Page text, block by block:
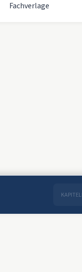
Fachverlage